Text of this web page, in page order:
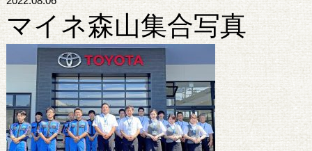
マイネ森山集合写真